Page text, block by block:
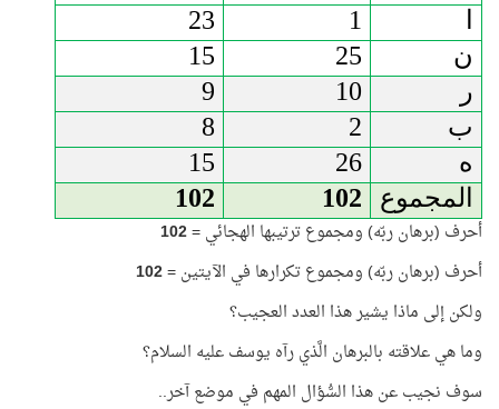
1
23
ن
25
15
ر
10
9
ب
2
8
ه
26
15
المجموع
102
102
أحرف (برهان ربّه) ومجموع ترتيبها الهجائي =102
أحرف (برهان ربّه) ومجموع تكرارها في الآيتين =102
ولكن إلى ماذا يشير هذا العدد العجيب؟
وما هي علاقته بالبرهان الَّذي رآه يوسف عليه السلام؟
سوف نجيب عن هذا السُّؤال المهم في موضع آخر..